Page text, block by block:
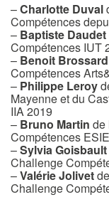
–Charlotte Duval
Compétences
– Baptiste Daudet
Compétences IUT
– Benoit Brossard
Compétences
– Philippe Leroy
Mayenne et du
IIA 2019
– Bruno Martin de
Compétences
–Sylvia Goisbault
Challenge
–Valérie Jolivet
Challenge